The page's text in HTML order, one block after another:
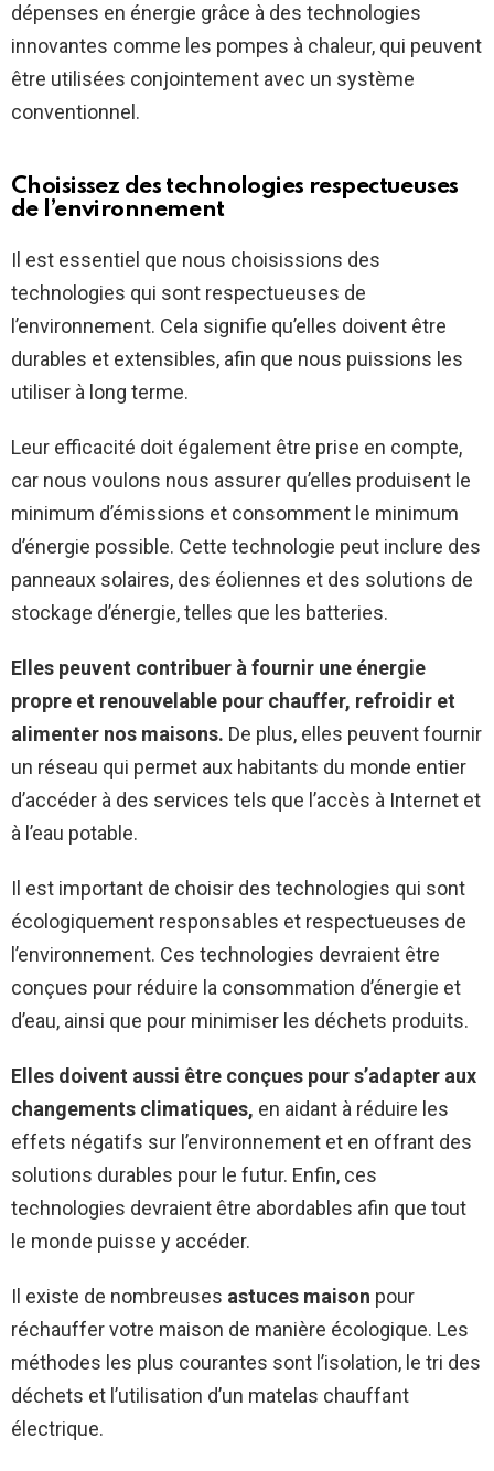
dépenses en énergie grâce à des technologies
innovantes comme les pompes à chaleur, qui peuvent
être utilisées conjointement avec un système
conventionnel.
Choisissez des technologies respectueuses
de l’environnement
Il est essentiel que nous choisissions des
technologies qui sont respectueuses de
l’environnement. Cela signifie qu’elles doivent être
durables et extensibles, afin que nous puissions les
utiliser à long terme.
Leur efficacité doit également être prise en compte,
car nous voulons nous assurer qu’elles produisent le
minimum d’émissions et consomment le minimum
d’énergie possible. Cette technologie peut inclure des
panneaux solaires, des éoliennes et des solutions de
stockage d’énergie, telles que les batteries.
Elles peuvent contribuer à fournir une énergie
propre et renouvelable pour chauffer, refroidir et
alimenter nos maisons. De plus, elles peuvent fournir
un réseau qui permet aux habitants du monde entier
d’accéder à des services tels que l’accès à Internet et
à l’eau potable.
Il est important de choisir des technologies qui sont
écologiquement responsables et respectueuses de
l’environnement. Ces technologies devraient être
conçues pour réduire la consommation d’énergie et
d’eau, ainsi que pour minimiser les déchets produits.
Elles doivent aussi être conçues pour s’adapter aux
changements climatiques, en aidant à réduire les
effets négatifs sur l’environnement et en offrant des
solutions durables pour le futur. Enfin, ces
technologies devraient être abordables afin que tout
le monde puisse y accéder.
Il existe de nombreuses astuces maison pour
réchauffer votre maison de manière écologique. Les
méthodes les plus courantes sont l’isolation, le tri des
déchets et l’utilisation d’un matelas chauffant
électrique.